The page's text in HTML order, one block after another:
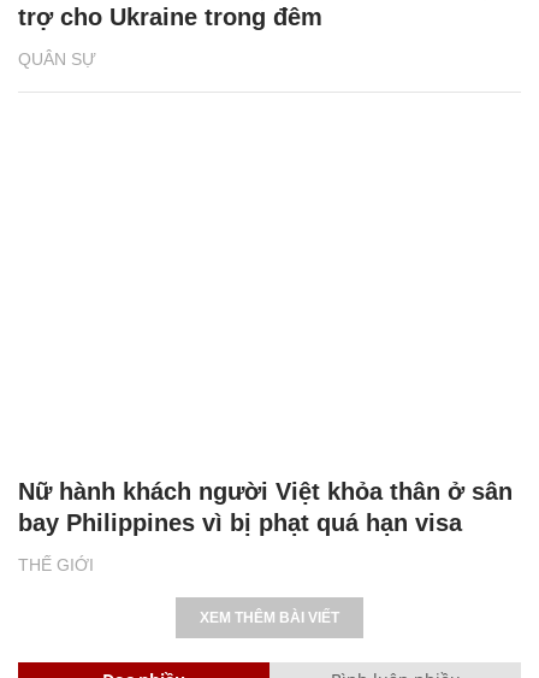
QUÂN SỰ
trợ cho Ukraine trong đêm
THẾ GIỚI
Nữ hành khách người Việt khỏa thân ở sân
bay Philippines vì bị phạt quá hạn visa
XEM THÊM BÀI VIẾT